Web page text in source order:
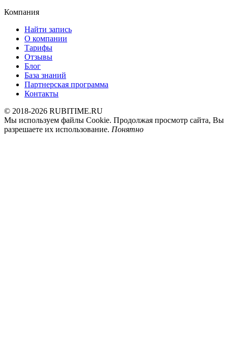
Компания
Найти запись
О компании
Тарифы
Отзывы
Блог
База знаний
Партнерская программа
Контакты
© 2018-2026 RUBITIME.RU
Мы используем файлы Cookie. Продолжая просмотр сайта, Вы
разрешаете их использование. Понятно